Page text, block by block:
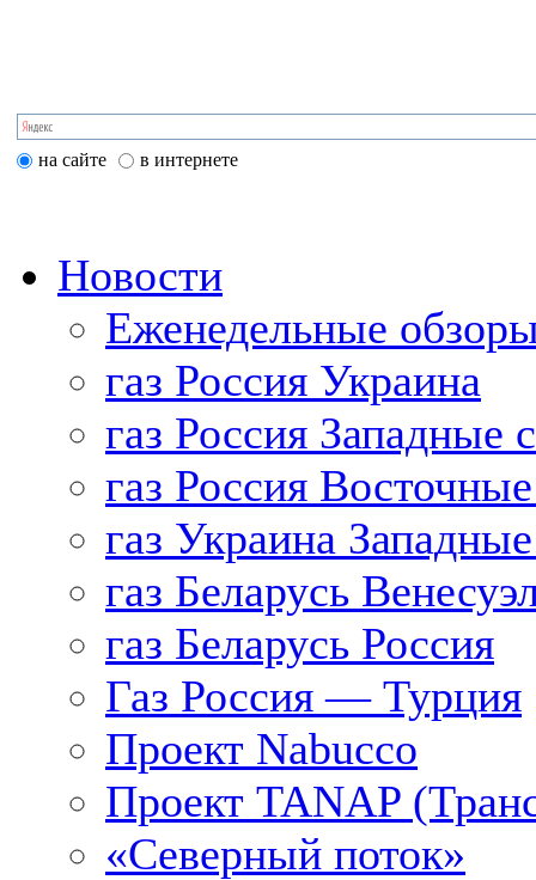
на сайте в интернете
Новости
Еженедельные
газ Россия Украина
газ Россия Западные
газ Россия
газ Украина
газ Беларусь
газ Беларусь Россия
Газ Россия — Турция
Проект Nabucco
Проект TANAP
«Северный поток»